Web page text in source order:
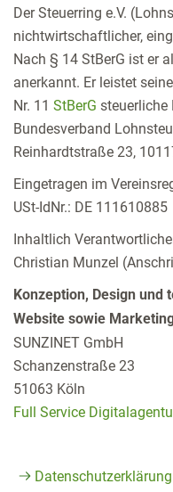
Der Steuerring e.V.
nichtwirtschaftlicher,
Nach § 14 StBerG ist er
anerkannt. Er leistet
Nr. 11 StBerG steuerliche
Bundesverband
Reinhardtstraße 23,
Eingetragen im
USt-IdNr.: DE 111610885
Inhaltlich
Christian Munzel
Konzeption, Design und
Website sowie
SUNZINET GmbH
Schanzenstraße 23
51063 Köln
Full Service
Datenschutzerklärung